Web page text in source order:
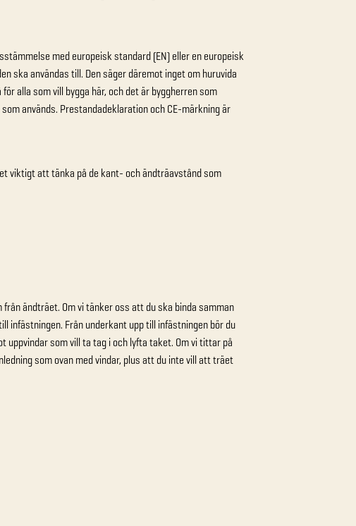
med europeisk standard (EN) eller en europeisk
ska användas till. Den säger däremot inget om huruvida
alla som vill bygga här, och det är byggherren som
används. Prestandadeklaration och CE-märkning är
viktigt att tänka på de kant- och ändträavstånd som
ändträet. Om vi tänker oss att du ska binda samman
infästningen. Från underkant upp till infästningen bör du
som vill ta tag i och lyfta taket. Om vi tittar på
som ovan med vindar, plus att du inte vill att träet